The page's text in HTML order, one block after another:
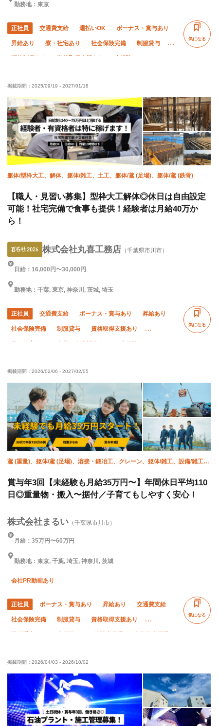
勤務地：東京
正社員 交通費支給 週払いOK ボーナス・賞与あり
昇給あり 寮・社宅あり 社会保険完備 制服貸与
研修制度あり 資格取得支援あり 未経験OK
夜勤あり 車・バイク通勤OK
気になる
掲載期間： 2025/09/19 - 2027/01/18
躯体/型枠大工、解体、躯体/雑工、土工、躯体/鳶 (足場)、躯体/鳶 (鉄骨)
【職人・見習い募集】型枠大工解体◎休日は自由設定
可能！社宅完備で食事も提供！経験者は月給40万か
ら！
株式会社丸喜工務店 （千葉県市川市）
日給：16,000円〜30,000円
勤務地：千葉, 東京, 神奈川, 茨城, 埼玉
正社員 交通費支給 ボーナス・賞与あり 昇給あり
社会保険完備 制服貸与 資格取得支援あり
50代以上活躍中 60代以上活躍中
残業ゼロ 残業月10時間以下 直帰・直行OK 夏季休暇
年末年始休暇 車・バイク通勤OK 転勤なし 土日休み
気になる
掲載期間： 2026/02/06 - 2027/02/05
鳶 (重量)、躯体/鳶 (足場)、溶接・鍛冶工、クレーン、躯体/雑工、設備/雑工、
賞与年3回【未経験も月給35万円〜】年間休日平均110
日◎重量物・搬入〜据付／子育てもしやすく安心！
株式会社まるい （千葉県市川市）
月給：35万円〜60万円
勤務地：東京, 千葉, 埼玉, 神奈川, 茨城
会社PR動画あり
正社員 ボーナス・賞与あり 昇給あり 交通費支給
社会保険完備 制服貸与 資格取得支援あり
残業月20時間以下
気になる
掲載期間： 2026/04/03 - 2026/10/02